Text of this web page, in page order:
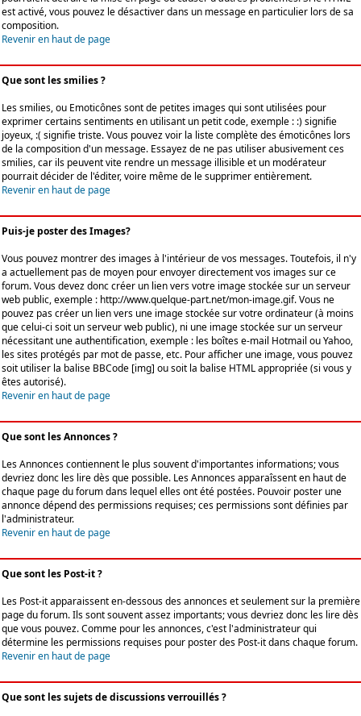
est activé, vous pouvez le désactiver dans un message en particulier lors de sa
composition.
Revenir en haut de page
Que sont les smilies ?
Les smilies, ou Emoticônes sont de petites images qui sont utilisées pour
exprimer certains sentiments en utilisant un petit code, exemple : :) signifie
joyeux, :( signifie triste. Vous pouvez voir la liste complète des émoticônes lors
de la composition d'un message. Essayez de ne pas utiliser abusivement ces
smilies, car ils peuvent vite rendre un message illisible et un modérateur
pourrait décider de l'éditer, voire même de le supprimer entièrement.
Revenir en haut de page
Puis-je poster des Images?
Vous pouvez montrer des images à l'intérieur de vos messages. Toutefois, il n'y
a actuellement pas de moyen pour envoyer directement vos images sur ce
forum. Vous devez donc créer un lien vers votre image stockée sur un serveur
web public, exemple : http://www.quelque-part.net/mon-image.gif. Vous ne
pouvez pas créer un lien vers une image stockée sur votre ordinateur (à moins
que celui-ci soit un serveur web public), ni une image stockée sur un serveur
nécessitant une authentification, exemple : les boîtes e-mail Hotmail ou Yahoo,
les sites protégés par mot de passe, etc. Pour afficher une image, vous pouvez
soit utiliser la balise BBCode [img] ou soit la balise HTML appropriée (si vous y
êtes autorisé).
Revenir en haut de page
Que sont les Annonces ?
Les Annonces contiennent le plus souvent d'importantes informations; vous
devriez donc les lire dès que possible. Les Annonces apparaîssent en haut de
chaque page du forum dans lequel elles ont été postées. Pouvoir poster une
annonce dépend des permissions requises; ces permissions sont définies par
l'administrateur.
Revenir en haut de page
Que sont les Post-it ?
Les Post-it apparaissent en-dessous des annonces et seulement sur la première
page du forum. Ils sont souvent assez importants; vous devriez donc les lire dès
que vous pouvez. Comme pour les annonces, c'est l'administrateur qui
détermine les permissions requises pour poster des Post-it dans chaque forum.
Revenir en haut de page
Que sont les sujets de discussions verrouillés ?